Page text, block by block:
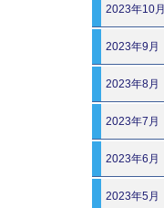
2023年10月
2023年9月
2023年8月
2023年7月
2023年6月
2023年5月